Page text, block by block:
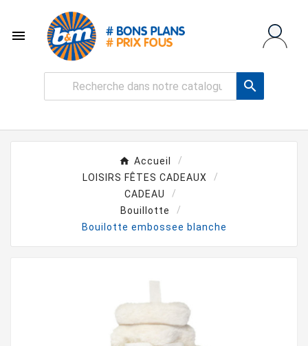


Accueil
LOISIRS FÊTES CADEAUX
CADEAU
Bouillotte
Bouilotte embossee blanche